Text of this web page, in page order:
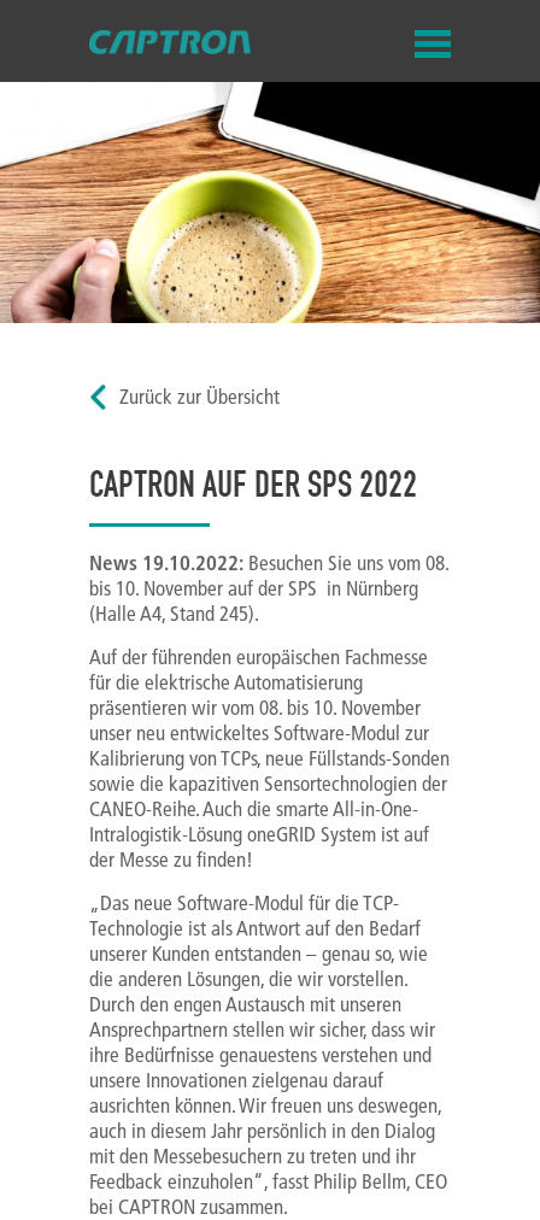
Zurück zur Übersicht
CAPTRON AUF DER SPS 2022
News 19.10.2022: Besuchen Sie uns vom 08.
bis 10. November auf der SPS in Nürnberg
(Halle A4, Stand 245).
Auf der führenden europäischen Fachmesse
für die elektrische Automatisierung
präsentieren wir vom 08. bis 10. November
unser neu entwickeltes Software-Modul zur
Kalibrierung von TCPs, neue Füllstands-Sonden
sowie die kapazitiven Sensortechnologien der
CANEO-Reihe. Auch die smarte All-in-One-
Intralogistik-Lösung oneGRID System ist auf
der Messe zu finden!
„Das neue Software-Modul für die TCP-
Technologie ist als Antwort auf den Bedarf
unserer Kunden entstanden – genau so, wie
die anderen Lösungen, die wir vorstellen.
Durch den engen Austausch mit unseren
Ansprechpartnern stellen wir sicher, dass wir
ihre Bedürfnisse genauestens verstehen und
unsere Innovationen zielgenau darauf
ausrichten können. Wir freuen uns deswegen,
auch in diesem Jahr persönlich in den Dialog
mit den Messebesuchern zu treten und ihr
Feedback einzuholen“, fasst Philip Bellm, CEO
bei CAPTRON zusammen.